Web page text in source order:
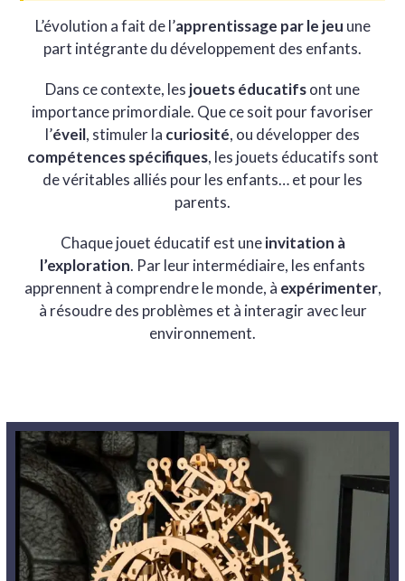
L’évolution a fait de l’apprentissage par le jeu une
part intégrante du développement des enfants.
Dans ce contexte, les jouets éducatifsont une
importance primordiale. Que ce soit pour favoriser
l’éveil, stimuler la curiosité, ou développer des
compétences spécifiques, les jouets éducatifs sont
de véritables alliés pour les enfants… et pour les
parents.
Chaque jouet éducatif est uneinvitation à
l’exploration. Par leur intermédiaire, les enfants
apprennent à comprendre le monde, à expérimenter,
à résoudre des problèmes et à interagir avec leur
environnement.